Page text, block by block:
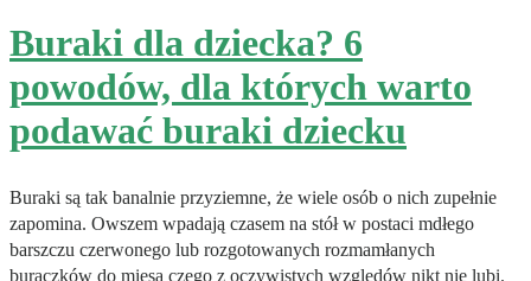
Buraki dla dziecka? 6
powodów, dla których warto
podawać buraki dziecku
Buraki są tak banalnie przyziemne, że wiele osób o nich zupełnie
zapomina. Owszem wpadają czasem na stół w postaci mdłego
barszczu czerwonego lub rozgotowanych rozmamłanych
buraczków do mięsa czego z oczywistych względów nikt nie lubi.